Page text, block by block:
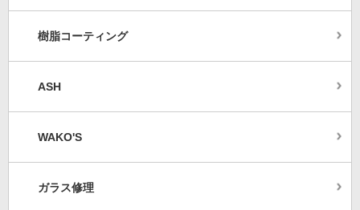
樹脂コーティング
ASH
WAKO'S
ガラス修理